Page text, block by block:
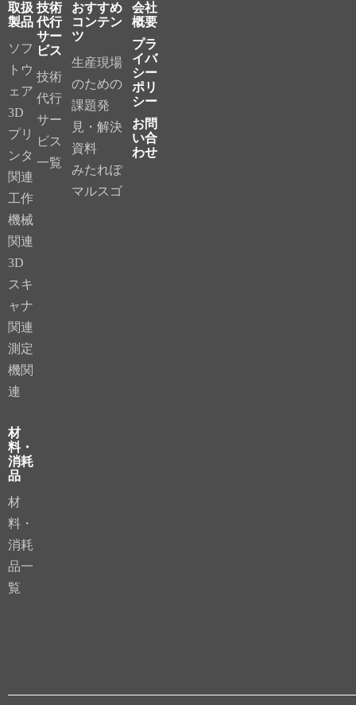
取扱
製品
ソフ
トウ
ェア
3D
プリ
ンタ
関連
工作
機械
関連
3D
スキ
ャナ
関連
測定
機関
連
材
料・
消耗
品
材
料・
消耗
品一
覧
技術
代行
サー
ビス
技術
代行
サー
ビス
一覧
おすすめ
コンテン
ツ
生産現場
のための
課題発
見・解決
資料
みたれぽ
マルスゴ
会社
概要
プラ
イバ
シー
ポリ
シー
お問
い合
わせ